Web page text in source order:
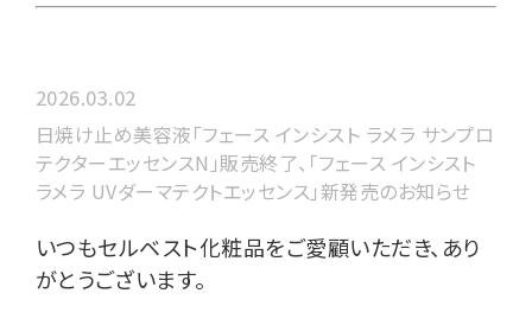
2026.03.02
日焼け止め美容液「フェース インシスト ラメラ サンプロ
テクターエッセンスN」販売終了、「フェース インシスト
ラメラ UVダーマテクトエッセンス」新発売のお知らせ
いつもセルベスト化粧品をご愛顧いただき、あり
がとうございます。